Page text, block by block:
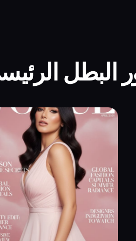
البطل